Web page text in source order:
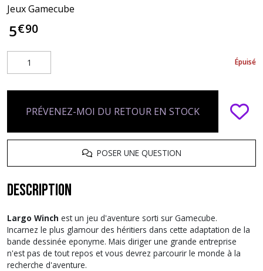
Jeux Gamecube
5€90
Épuisé
PRÉVENEZ-MOI DU RETOUR EN STOCK
POSER UNE QUESTION
Description
Largo Winch est un jeu d'aventure sorti sur Gamecube.
Incarnez le plus glamour des héritiers dans cette adaptation de la
bande dessinée eponyme. Mais diriger une grande entreprise
n'est pas de tout repos et vous devrez parcourir le monde à la
recherche d'aventure.